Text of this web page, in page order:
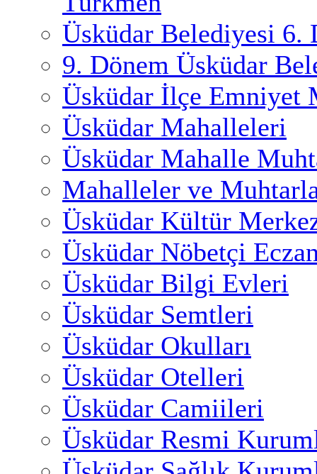
Üsküdar Belediyesi 6.
9. Dönem Üsküdar
Üsküdar İlçe Emniyet
Üsküdar Mahalleleri
Üsküdar Mahalle
Mahalleler ve
Üsküdar Kültür
Üsküdar Nöbetçi
Üsküdar Bilgi Evleri
Üsküdar Semtleri
Üsküdar Okulları
Üsküdar Otelleri
Üsküdar Camiileri
Üsküdar Resmi